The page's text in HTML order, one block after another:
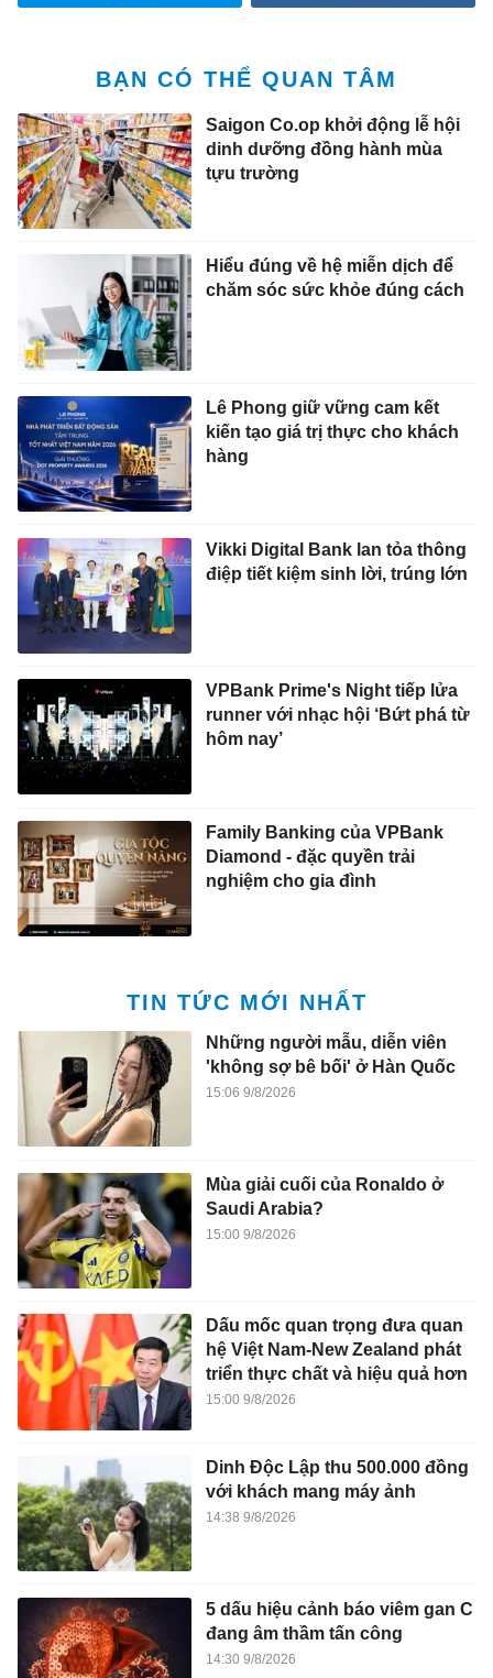
BẠN CÓ THỂ QUAN TÂM
Saigon Co.op khởi động lễ hội
dinh dưỡng đồng hành mùa
tựu trường
Hiểu đúng về hệ miễn dịch để
chăm sóc sức khỏe đúng cách
Lê Phong giữ vững cam kết
kiến tạo giá trị thực cho khách
hàng
Vikki Digital Bank lan tỏa thông
điệp tiết kiệm sinh lời, trúng lớn
VPBank Prime's Night tiếp lửa
runner với nhạc hội ‘Bứt phá từ
hôm nay’
Family Banking của VPBank
Diamond - đặc quyền trải
nghiệm cho gia đình
TIN TỨC MỚI NHẤT
Những người mẫu, diễn viên
'không sợ bê bối' ở Hàn Quốc
15:06 9/8/2026
Mùa giải cuối của Ronaldo ở
Saudi Arabia?
15:00 9/8/2026
Dấu mốc quan trọng đưa quan
hệ Việt Nam-New Zealand phát
triển thực chất và hiệu quả hơn
15:00 9/8/2026
Dinh Độc Lập thu 500.000 đồng
với khách mang máy ảnh
14:38 9/8/2026
5 dấu hiệu cảnh báo viêm gan C
đang âm thầm tấn công
14:30 9/8/2026